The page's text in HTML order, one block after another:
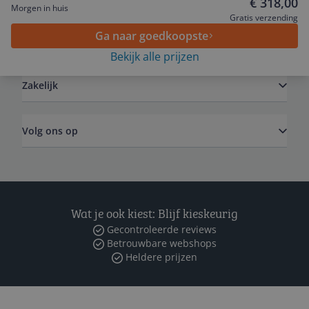
stofzuigen, mijn huis is nog nooit zo netjes geweest!!
Ik heb absoluut geen spijt van deze aankoop en raad
het iedereen aan.
Morgen in huis
Gratis verzending
Ga naar goedkoopste
Bekijk alle prijzen
Zakelijk
Volg ons op
Wat je ook kiest: Blijf kieskeurig
Gecontroleerde reviews
Betrouwbare webshops
Heldere prijzen